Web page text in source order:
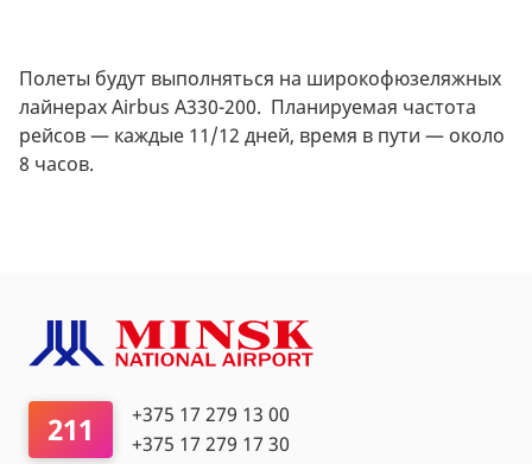
Полеты будут выполняться на широкофюзеляжных
лайнерах Airbus А330-200. Планируемая частота
рейсов — каждые 11/12 дней, время в пути — около
8 часов.
211
+375 17 279 13 00
+375 17 279 17 30